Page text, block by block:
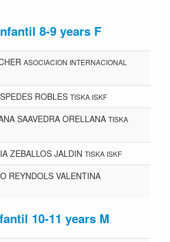
8-9 years F
ASOCIACION INTERNACIONAL
ROBLES TISKA ISKF
SAAVEDRA ORELLANA TISKA
ZEBALLOS JALDIN TISKA ISKF
REYNDOLS VALENTINA
10-11 years M